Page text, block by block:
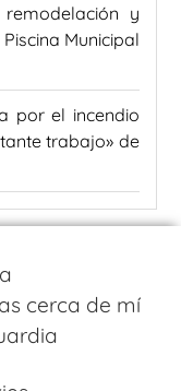
y
Municipal
por el incendio
trabajo» de
cerca de mí